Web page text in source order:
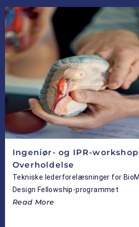
Ingeniør- og IPR-
Overholdelse
Tekniske lederforelæsninger for
Design Fellowship-programmet
Read More